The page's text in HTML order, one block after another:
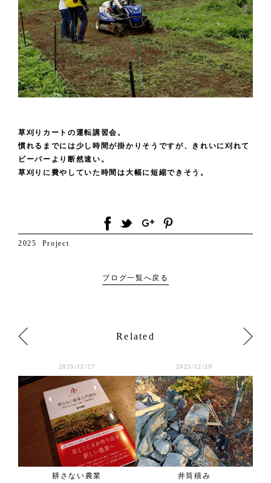
草刈りカートの運転講習会。
慣れるまでには少し時間が掛かりそうですが、きれいに刈れて
ビーバーより断然速い。
草刈りに費やしていた時間は大幅に短縮できそう。
2025 Project
ブログ一覧へ戻る
Related
2025/12/27
耕さない農業
2025/12/20
井筒積み